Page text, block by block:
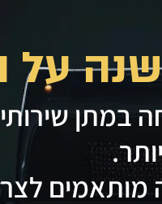
במתן
מותאמים